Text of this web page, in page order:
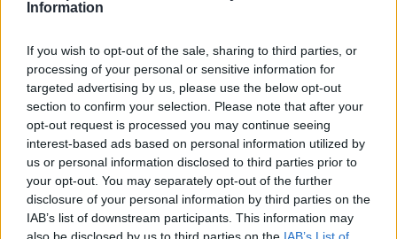
Information
If you wish to opt-out of the sale, sharing to third parties, or
processing of your personal or sensitive information for
targeted advertising by us, please use the below opt-out
section to confirm your selection. Please note that after your
opt-out request is processed you may continue seeing
interest-based ads based on personal information utilized by
us or personal information disclosed to third parties prior to
your opt-out. You may separately opt-out of the further
disclosure of your personal information by third parties on the
IAB’s list of downstream participants. This information may
INSIDE STORIES